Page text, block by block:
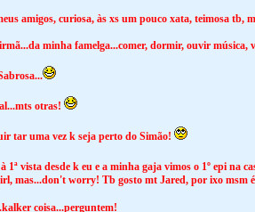
amigos, curiosa, às xs um pouco xata, teimosa tb,
minha famelga...comer, dormir, ouvir música,
otras!
tar uma vez k seja perto do Simão!
vista desde k eu e a minha gaja vimos o 1º epi na
mas...don't worry! Tb gosto mt Jared, por ixo msm
coisa...perguntem!